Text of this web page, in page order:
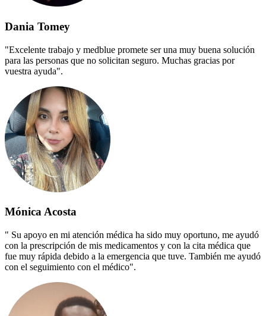
Dania Tomey
"Excelente trabajo y medblue promete ser una muy buena solución
para las personas que no solicitan seguro. Muchas gracias por
vuestra ayuda".
Mónica Acosta
" Su apoyo en mi atención médica ha sido muy oportuno, me ayudó
con la prescripción de mis medicamentos y con la cita médica que
fue muy rápida debido a la emergencia que tuve. También me ayudó
con el seguimiento con el médico".